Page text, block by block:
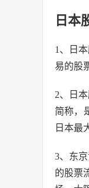
日本
1、日
易的股
2、日
简称，
日本最
3、东
的股票